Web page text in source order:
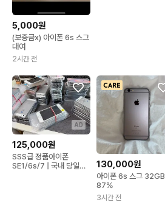
5,000원
(보증금x) 아이폰 6s 스그
대여
2시간 전
AD
125,000원
SSS급 정품아이폰
SE1/6s/7 | 국내 당일배
130,000원
아이폰 6s 스그 32GB
87%
3시간 전